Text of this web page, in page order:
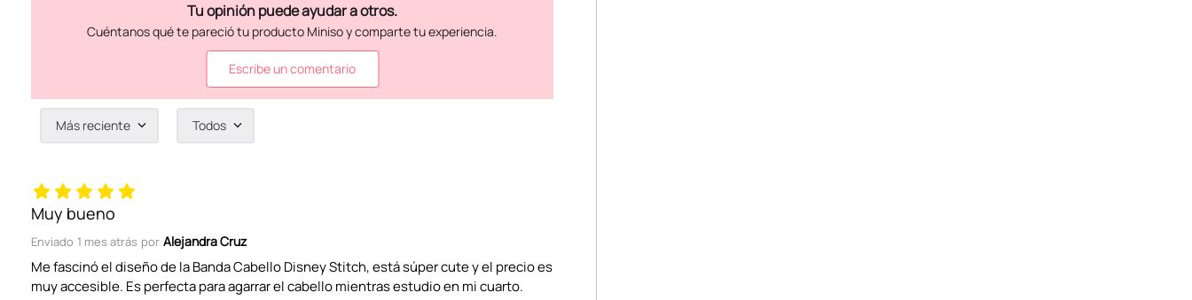
Escribe un comentario
Agregar comentario
Califica el producto de 1 a 5 estrellas
Más reciente Todos
Muy bueno
Enviado 1 mes atrás por Alejandra Cruz
Me fascinó el diseño de la Banda Cabello Disney Stitch, está súper cute y el precio es
muy accesible. Es perfecta para agarrar el cabello mientras estudio en mi cuarto.